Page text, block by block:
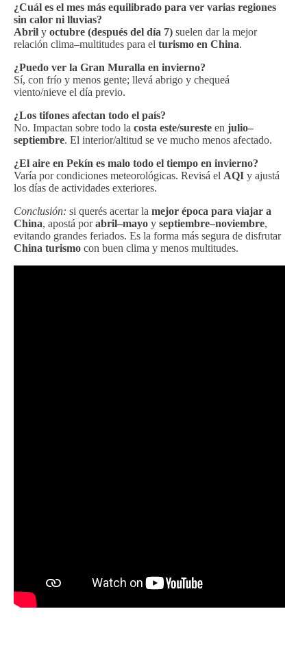
¿Cuál es el mes más equilibrado para ver varias regiones
sin calor ni lluvias?
Abril y octubre (después del día 7) suelen dar la mejor
relación clima–multitudes para el turismo en China.
¿Puedo ver la Gran Muralla en invierno?
Sí, con frío y menos gente; llevá abrigo y chequeá
viento/nieve el día previo.
¿Los tifones afectan todo el país?
No. Impactan sobre todo la costa este/sureste en julio–
septiembre. El interior/altitud se ve mucho menos afectado.
¿El aire en Pekín es malo todo el tiempo en invierno?
Varía por condiciones meteorológicas. Revisá el AQI y ajustá
los días de actividades exteriores.
Conclusión: si querés acertar la mejor época para viajar a
China, apostá porabril–mayo y septiembre–noviembre,
evitando grandes feriados. Es la forma más segura de disfrutar
China turismo con buen clima y menos multitudes.